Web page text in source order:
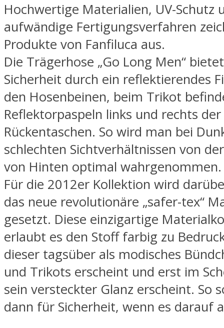
Hochwertige Materialien, UV-Schutz
aufwändige Fertigungsverfahren
Produkte von Fanfiluca aus.
Die Trägerhose „Go Long Men“
Sicherheit durch ein reflektierendes
den Hosenbeinen, beim Trikot
Reflektorpaspeln links und rechts der
Rückentaschen. So wird man bei
schlechten Sichtverhältnissen von
von Hinten optimal wahrgenommen.
Für die 2012er Kollektion wird
das neue revolutionäre „safer-tex“
gesetzt. Diese einzigartige
erlaubt es den Stoff farbig zu
dieser tagsüber als modisches
und Trikots erscheint und erst im
sein versteckter Glanz erscheint. So
dann für Sicherheit, wenn es darauf